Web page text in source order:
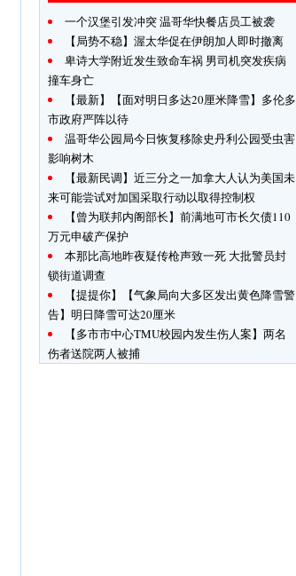
一个汉堡引发冲突 温哥华快餐店员工被袭
【局势不稳】渥太华促在伊朗加人即时撤离
卑诗大学附近发生致命车祸 男司机突发疾病
撞车身亡
【最新】【面对明日多达20厘米降雪】多伦多
市政府严阵以待
温哥华公园局今日恢复移除史丹利公园受虫害
影响树木
【最新民调】近三分之一加拿大人认为美国未
来可能尝试对加国采取行动以取得控制权
【曾为联邦内阁部长】前满地可市长欠债110
万元申破产保护
本那比高地昨夜疑传枪声致一死 大批警员封
锁街道调查
【提提你】【气象局向大多区发出黄色降雪警
告】明日降雪可达20厘米
【多市市中心TMU校园内发生伤人案】两名
伤者送院两人被捕